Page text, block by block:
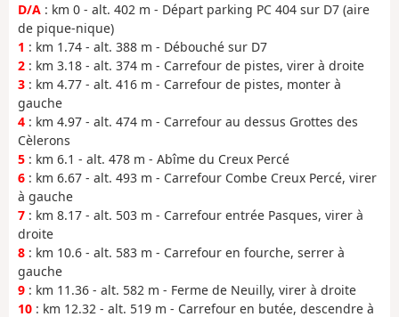
D/A : km 0 - alt. 402 m - Départ parking PC 404 sur D7 (aire
de pique-nique)
1 : km 1.74 - alt. 388 m - Débouché sur D7
2 : km 3.18 - alt. 374 m - Carrefour de pistes, virer à droite
3 : km 4.77 - alt. 416 m - Carrefour de pistes, monter à
gauche
4 : km 4.97 - alt. 474 m - Carrefour au dessus Grottes des
Cèlerons
5 : km 6.1 - alt. 478 m - Abîme du Creux Percé
6 : km 6.67 - alt. 493 m - Carrefour Combe Creux Percé, virer
à gauche
7 : km 8.17 - alt. 503 m - Carrefour entrée Pasques, virer à
droite
8 : km 10.6 - alt. 583 m - Carrefour en fourche, serrer à
gauche
9 : km 11.36 - alt. 582 m - Ferme de Neuilly, virer à droite
10 : km 12.32 - alt. 519 m - Carrefour en butée, descendre à